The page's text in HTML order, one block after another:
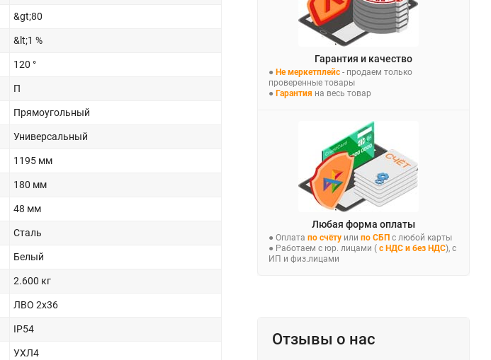
&gt;80
&lt;1 %
120 °
П
Прямоугольный
Универсальный
1195 мм
180 мм
48 мм
Сталь
Белый
2.600 кг
ЛВО 2x36
IP54
УХЛ4
Гарантия и качество
● Не меркетплейс - продаем только
проверенные товары
● Гарантия на весь товар
Любая форма оплаты
● Оплата по счёту или по СБП с любой карты
● Работаем с юр. лицами ( с НДС и без НДС), с
ИП и физ.лицами
Отзывы о нас